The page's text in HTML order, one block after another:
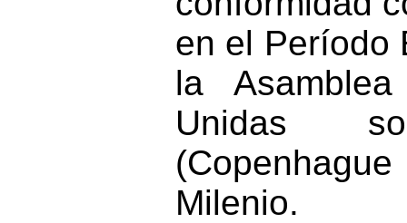
en el Período
la
Unidas
Milenio.